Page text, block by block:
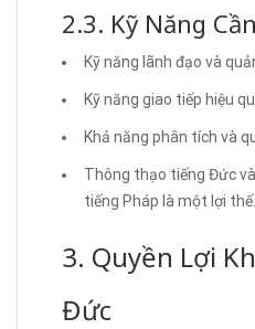
2.3. Kỹ Năng
Kỹ năng lãnh đạo và
Kỹ năng giao tiếp hiệu
Khả năng phân tích và
Thông thạo tiếng Đức
tiếng Pháp là một lợi thế.
3. Quyền Lợi
Đức